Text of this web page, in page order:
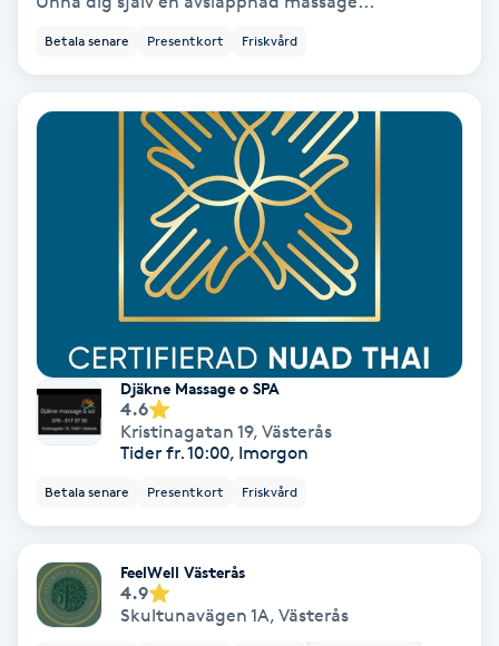
IPL hårborttagning
IR-massage
Japansk massage
Katun fransar
Betala senare Presentkort Friskvård
Djäkne Massage o SPA
4.6
Kristinagatan 19, Västerås
Tider fr. 10:00, Imorgon
Betala senare Presentkort Friskvård
FeelWell Västerås
4.9
Skultunavägen 1A, Västerås